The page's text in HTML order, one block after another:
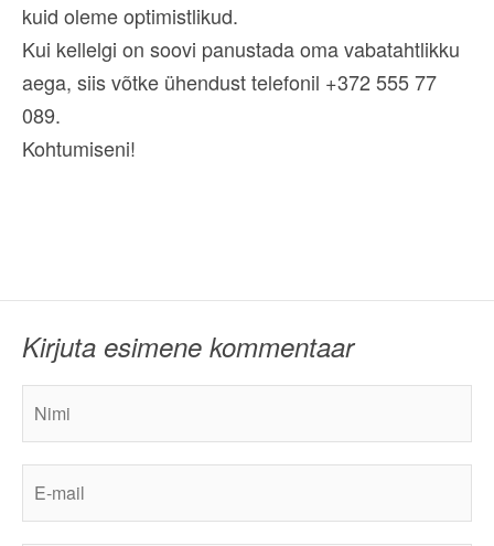
kuid oleme optimistlikud.
Kui kellelgi on soovi panustada oma vabatahtlikku
aega, siis võtke ühendust telefonil +372 555 77
089.
Kohtumiseni!
Kirjuta esimene kommentaar